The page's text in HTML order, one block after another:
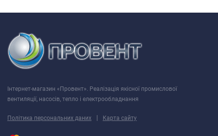
Інтернет-магазин «Провент». Реалізація якісної промислової
вентиляції, насосів, тепло і електрообладнання
Політика персональних даних | Карта сайту